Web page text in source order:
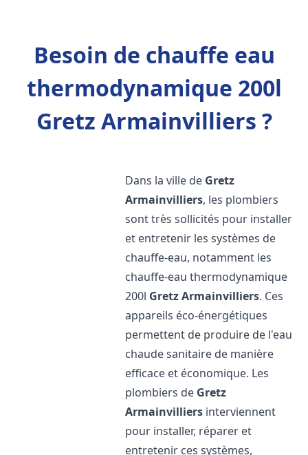
Besoin de chauffe eau
thermodynamique 200l
Gretz Armainvilliers ?
Dans la ville de Gretz
Armainvilliers, les plombiers
sont très sollicités pour installer
et entretenir les systèmes de
chauffe-eau, notamment les
chauffe-eau thermodynamique
200l Gretz Armainvilliers. Ces
appareils éco-énergétiques
permettent de produire de l'eau
chaude sanitaire de manière
efficace et économique. Les
plombiers de Gretz
Armainvilliers interviennent
pour installer, réparer et
entretenir ces systèmes,